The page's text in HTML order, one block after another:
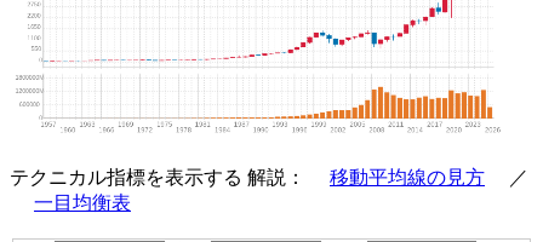
テクニカル指標を表示する 解説： 移動平均線の見方
／
一目均衡表